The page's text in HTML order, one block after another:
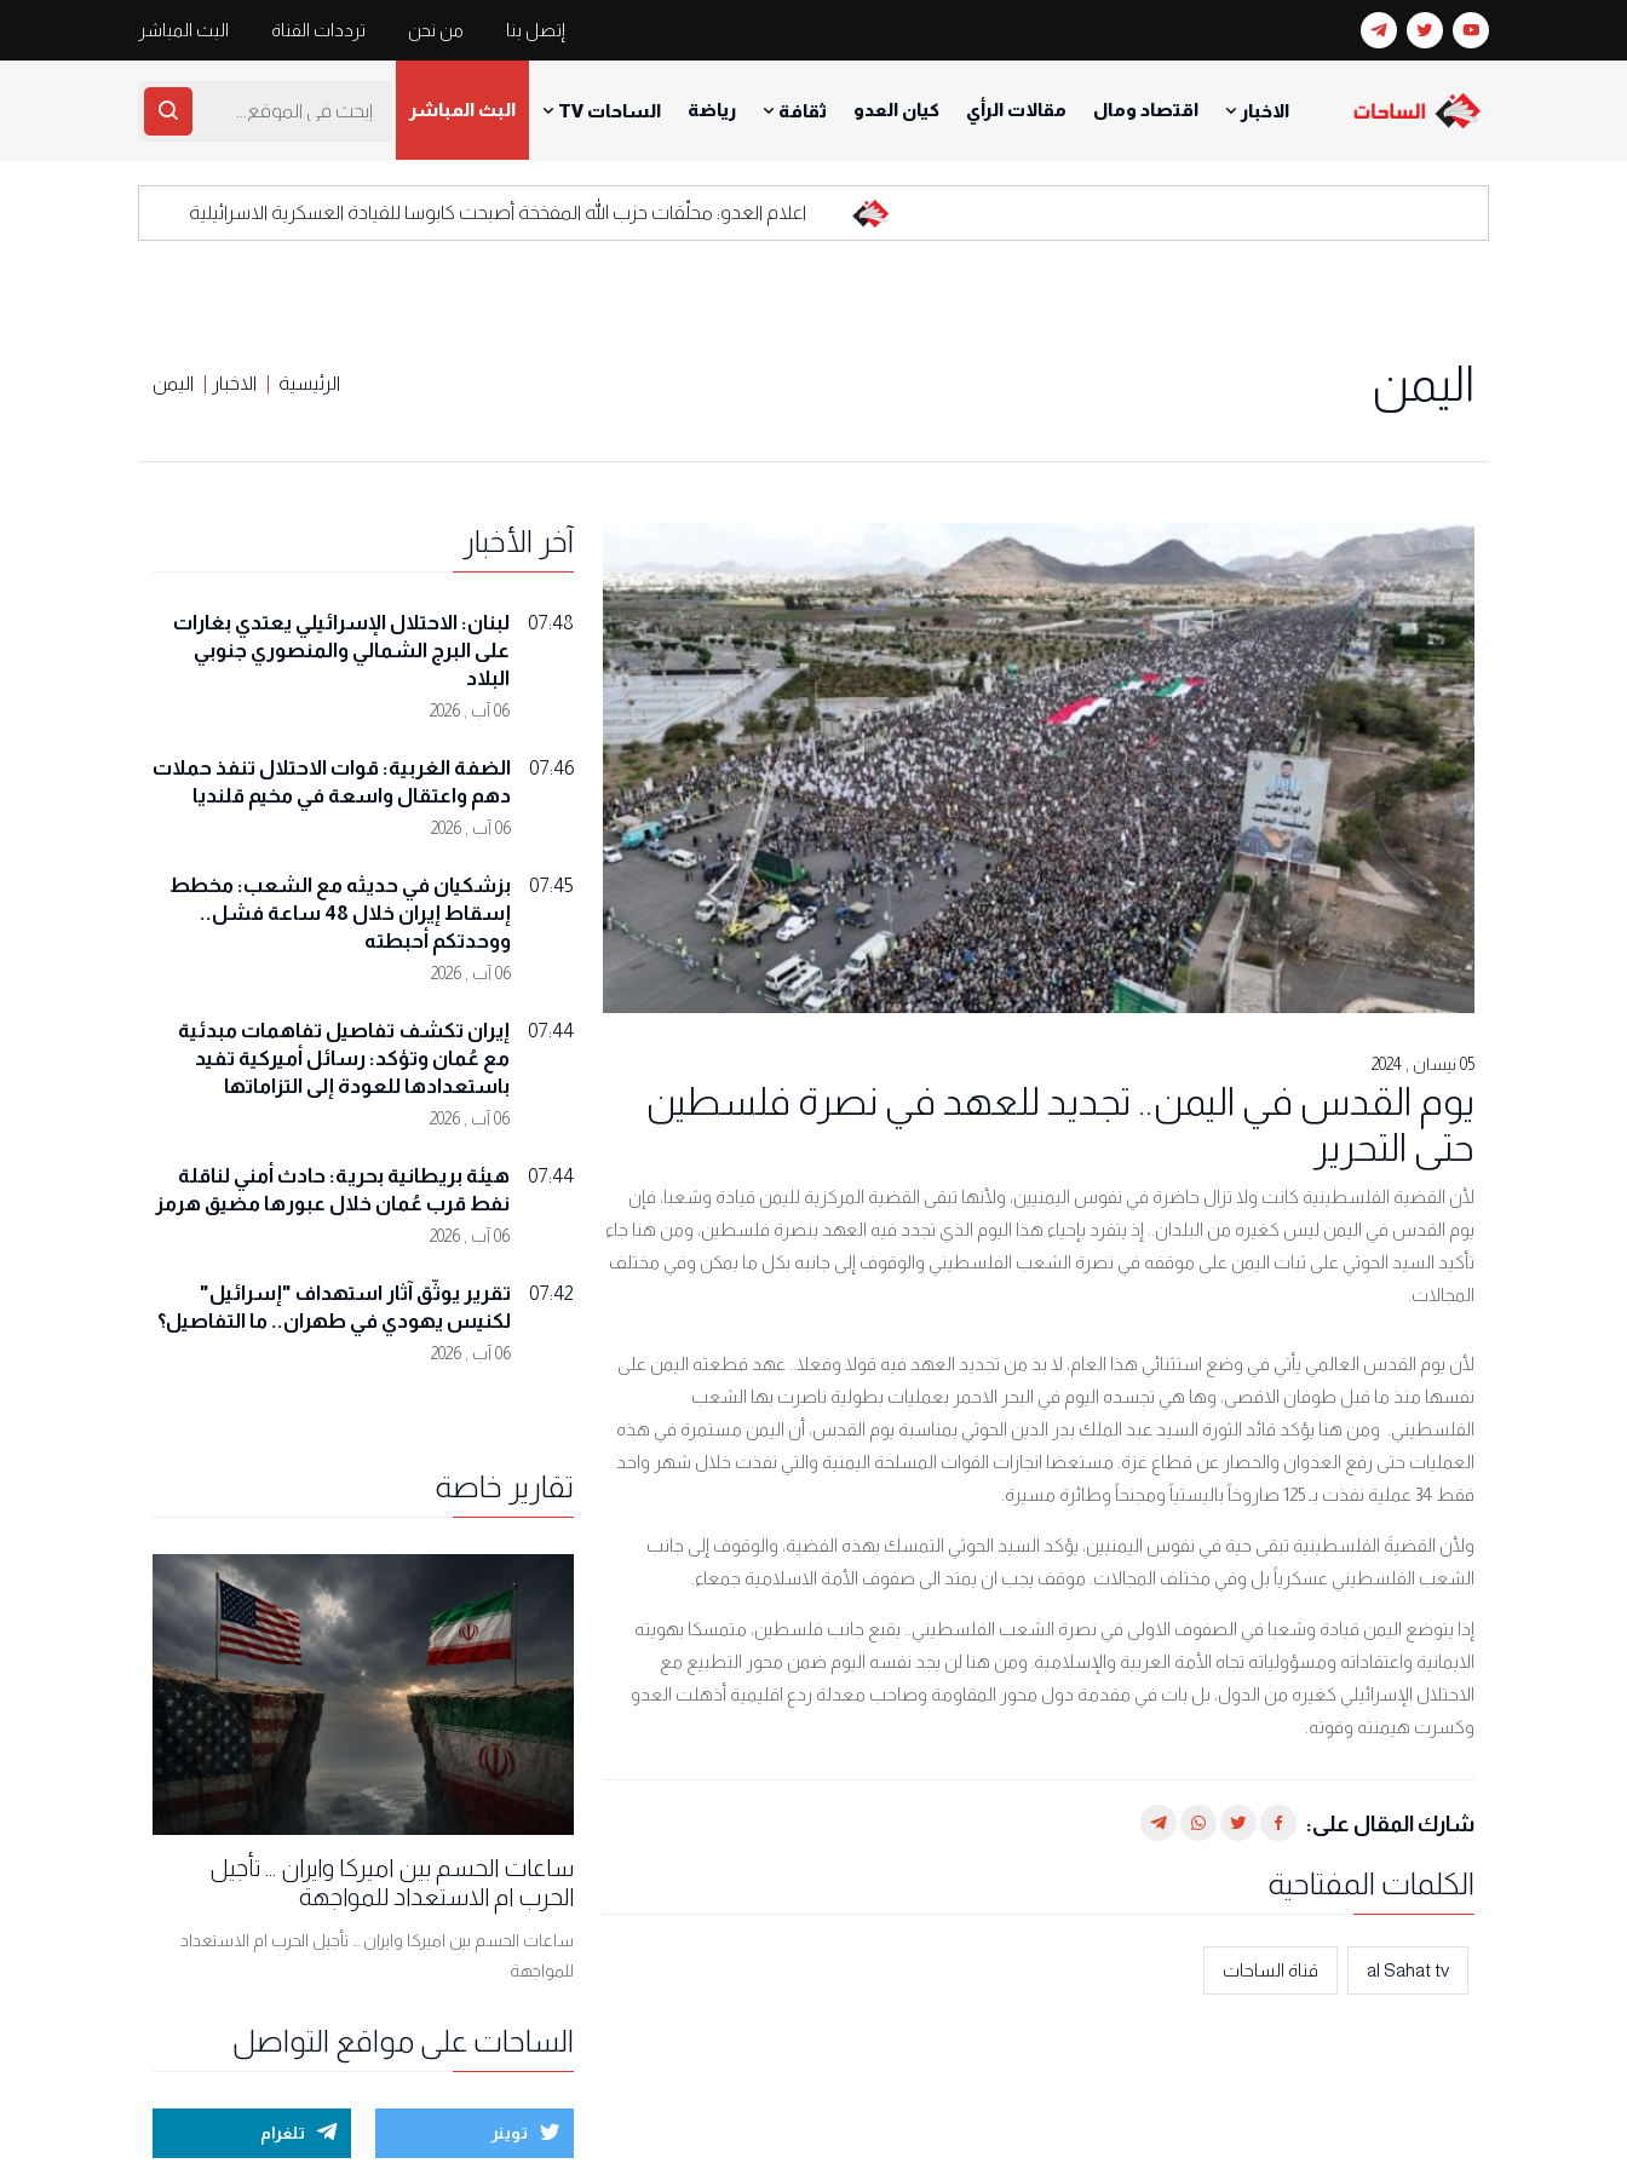
إتصل بنا من نحن ترددات القناة البث المباشر
الاخبار اقتصاد ومال مقالات الرأي كيان العدو ثقافة رياضة الساحات TV البث المباشر
اعلام العدو: محلّقات حزب الله المفخخة أصبحت كابوسا للقيادة العسكرية الاسرائيلية
اليمن الرئيسية الاخبار اليمن
05 نيسان , 2024
يوم القدس في اليمن.. تجديد للعهد في نصرة فلسطين
حتى التحرير
لأن القضية الفلسطينية كانت ولا تزال حاضرة في نفوس اليمنيين، ولأنها تبقى القضية المركزية لليمن قيادة وشعبا، فإن
يوم القدس في اليمن ليس كغيره من البلدان.. إذ يتفرد بإحياء هذا اليوم الذي تجدد فيه العهد بنصرة فلسطين، ومن هنا جاء
تأكيد السيد الحوثي على ثبات اليمن على موقفه في نصرة الشعب الفلسطيني والوقوف إلى جانبه بكل ما يمكن وفي مختلف
المجالات.
لأن يوم القدس العالمي يأتي في وضع استثنائي هذا العام، لا بد من تجديد العهد فيه قولا وفعلا.. عهد قطعته اليمن على
نفسها منذ ما قبل طوفان الاقصى، وها هي تجسده اليوم في البحر الاحمر بعمليات بطولية ناصرت بها الشعب
الفلسطيني. ومن هنا يؤكد قائد الثورة السيد عبد الملك بدر الدين الحوثي بمناسبة يوم القدس، أن اليمن مستمرة في هذه
العمليات حتى رفع العدوان والحصار عن قطاع غزة. مستعضا انجازات القوات المسلحة اليمنية والتي نفذت خلال شهر واحد
فقط 34 عملية نفذت بـ 125 صاروخاً باليستياً ومجنحاً وطائرة مسيرة.
ولأن القضيةَ الفلسطينية تبقى حية في نفوس اليمنيين، يؤكد السيد الحوثي التمسك بهذه الفضية، والوقوف إلى جانب
الشعب الفلسطيني عسكرياً بل وفي مختلف المجالات. موقف يجب ان يمتد الى صفوف الأمة الاسلامية جمعاء.
إذا يتوضع اليمن قيادة وشعبا في الصفوف الاولى في نصرة الشعب الفلسطيني.. يقبع جانب فلسطين، متمسكا بهويته
الايمانية واعتقاداته ومسؤولياته تجاه الأمة العربية والإسلامية. ومن هنا لن يجد نفسه اليوم ضمن محور التطبيع مع
الاحتلال الإسرائيلي كغيره من الدول، بل بات في مقدمة دول محور المقاومة وصاحب معدلة ردع اقليمية أذهلت العدو
وكسرت هيمنته وقوته.
شارك المقال على:
الكلمات المفتاحية
al Sahat tv قناة الساحات
آخر الأخبار
07:48
لبنان: الاحتلال الإسرائيلي يعتدي بغارات
على البرج الشمالي والمنصوري جنوبي
البلاد
06 آب , 2026
07:46
الضفة الغربية: قوات الاحتلال تنفذ حملات
دهم واعتقال واسعة في مخيم قلنديا
06 آب , 2026
07:45
بزشكيان في حديثه مع الشعب: مخطط
إسقاط إيران خلال 48 ساعة فشل..
ووحدتكم أحبطته
06 آب , 2026
07:44
إيران تكشف تفاصيل تفاهمات مبدئية
مع عُمان وتؤكد: رسائل أميركية تفيد
باستعدادها للعودة إلى التزاماتها
06 آب , 2026
07:44
هيئة بريطانية بحرية: حادث أمني لناقلة
نفط قرب عُمان خلال عبورها مضيق هرمز
06 آب , 2026
07:42
تقرير يوثّق آثار استهداف "إسرائيل"
لكنيس يهودي في طهران.. ما التفاصيل؟
06 آب , 2026
تقارير خاصة
ساعات الحسم بين اميركا وايران ... تأجيل
الحرب ام الاستعداد للمواجهة
ساعات الحسم بين اميركا وايران ... تأجيل الحرب ام الاستعداد
للمواجهة
الساحات على مواقع التواصل
توينر تلغرام